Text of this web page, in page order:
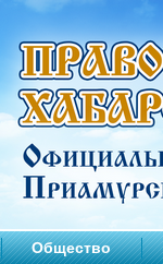
Общество